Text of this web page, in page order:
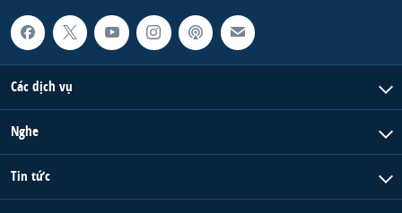
Các dịch vụ
Nghe
Tin tức